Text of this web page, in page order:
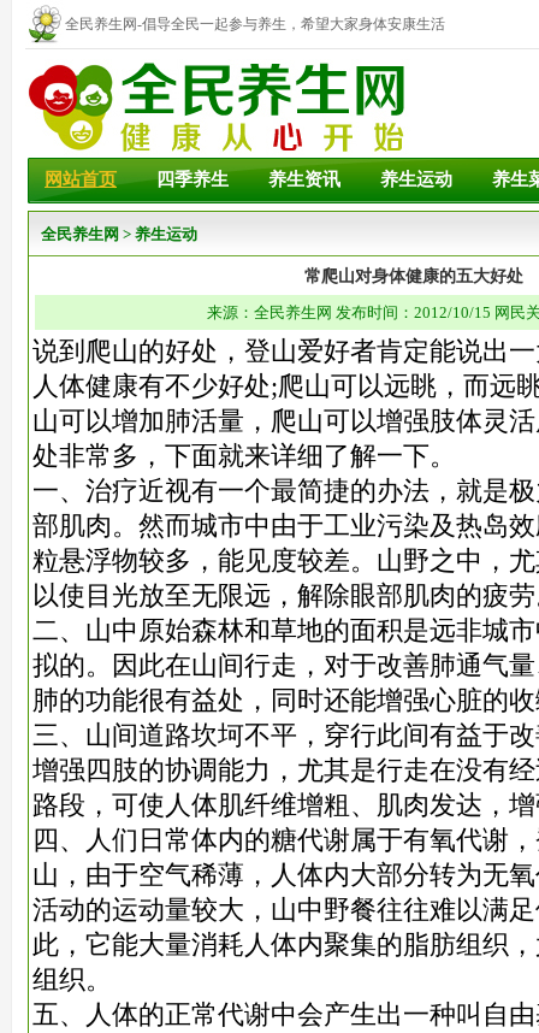
全民养生网-倡导全民一起参与养生，希望大家身体安康生活
幸福！
网站首页 四季养生 养生资讯 养生运动 养生
全民养生网 > 养生运动
常爬山对身体健康的五大好处
来源：全民养生网 发布时间：2012/10/15 网民
说到爬山的好处，登山爱好者肯定能说出
人体健康有不少好处;爬山可以远眺，而远
山可以增加肺活量，爬山可以增强肢体灵
处非常多，下面就来详细了解一下。
一、治疗近视有一个最简捷的办法，就是
部肌肉。然而城市中由于工业污染及热岛
粒悬浮物较多，能见度较差。山野之中，
以使目光放至无限远，解除眼部肌肉的疲
二、山中原始森林和草地的面积是远非城
拟的。因此在山间行走，对于改善肺通气
肺的功能很有益处，同时还能增强心脏的
三、山间道路坎坷不平，穿行此间有益于
增强四肢的协调能力，尤其是行走在没有
路段，可使人体肌纤维增粗、肌肉发达，
四、人们日常体内的糖代谢属于有氧代谢
山，由于空气稀薄，人体内大部分转为无
活动的运动量较大，山中野餐往往难以满
此，它能大量消耗人体内聚集的脂肪组织
组织。
五、人体的正常代谢中会产生出一种叫自